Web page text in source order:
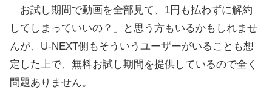
「お試し期間で動画を全部見て、1円も払わずに解約
してしまっていいの？」と思う方もいるかもしれませ
んが、U-NEXT側もそういうユーザーがいることも想
定した上で、無料お試し期間を提供しているので全く
問題ありません。